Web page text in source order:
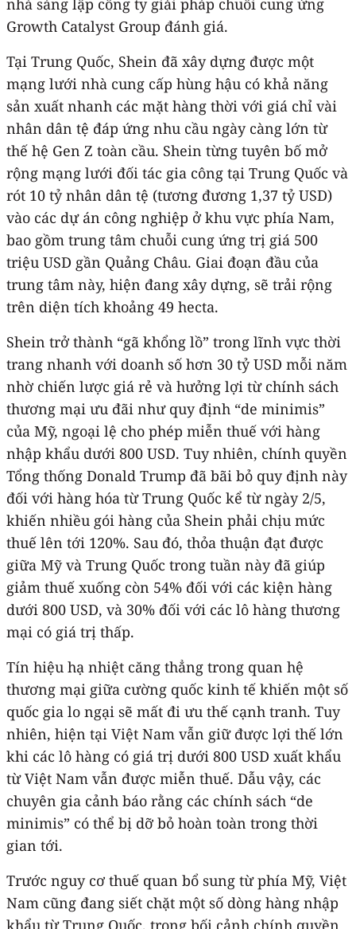
Growth Catalyst Group đánh giá.
Tại Trung Quốc, Shein đã xây dựng được một
mạng lưới nhà cung cấp hùng hậu có khả năng
sản xuất nhanh các mặt hàng thời với giá chỉ vài
nhân dân tệ đáp ứng nhu cầu ngày càng lớn từ
thế hệ Gen Z toàn cầu. Shein từng tuyên bố mở
rộng mạng lưới đối tác gia công tại Trung Quốc và
rót 10 tỷ nhân dân tệ (tương đương 1,37 tỷ USD)
vào các dự án công nghiệp ở khu vực phía Nam,
bao gồm trung tâm chuỗi cung ứng trị giá 500
triệu USD gần Quảng Châu. Giai đoạn đầu của
trung tâm này, hiện đang xây dựng, sẽ trải rộng
trên diện tích khoảng 49 hecta.
Shein trở thành “gã khổng lồ” trong lĩnh vực thời
trang nhanh với doanh số hơn 30 tỷ USD mỗi năm
nhờ chiến lược giá rẻ và hưởng lợi từ chính sách
thương mại ưu đãi như quy định “de minimis”
của Mỹ, ngoại lệ cho phép miễn thuế với hàng
nhập khẩu dưới 800 USD. Tuy nhiên, chính quyền
Tổng thống Donald Trump đã bãi bỏ quy định này
đối với hàng hóa từ Trung Quốc kể từ ngày 2/5,
khiến nhiều gói hàng của Shein phải chịu mức
thuế lên tới 120%. Sau đó, thỏa thuận đạt được
giữa Mỹ và Trung Quốc trong tuần này đã giúp
giảm thuế xuống còn 54% đối với các kiện hàng
dưới 800 USD, và 30% đối với các lô hàng thương
mại có giá trị thấp.
Tín hiệu hạ nhiệt căng thẳng trong quan hệ
thương mại giữa cường quốc kinh tế khiến một số
quốc gia lo ngại sẽ mất đi ưu thế cạnh tranh. Tuy
nhiên, hiện tại Việt Nam vẫn giữ được lợi thế lớn
khi các lô hàng có giá trị dưới 800 USD xuất khẩu
từ Việt Nam vẫn được miễn thuế. Dẫu vậy, các
chuyên gia cảnh báo rằng các chính sách “de
minimis” có thể bị dỡ bỏ hoàn toàn trong thời
gian tới.
Trước nguy cơ thuế quan bổ sung từ phía Mỹ, Việt
Nam cũng đang siết chặt một số dòng hàng nhập
khẩu từ Trung Quốc, trong bối cảnh chính quyền